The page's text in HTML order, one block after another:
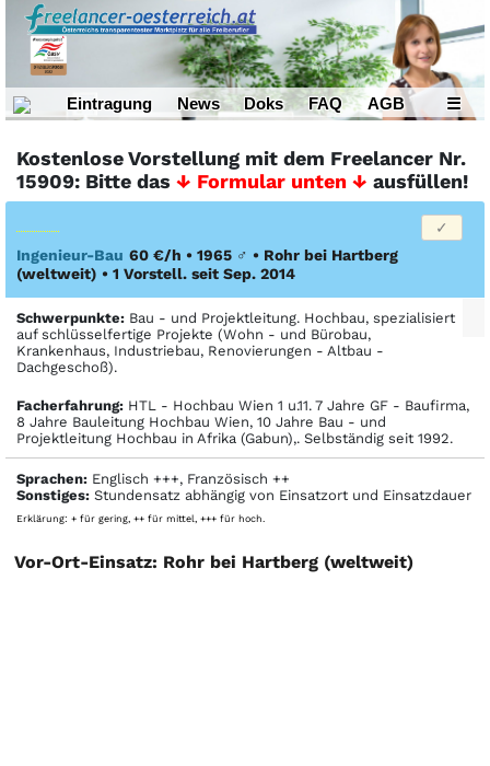
Eintragung News Doks FAQ AGB ☰
Kostenlose Vorstellung mit dem Freelancer Nr.
15909: Bitte das ↓ Formular unten ↓ ausfüllen!
Ingenieur-Bau 60 €/h • 1965 ♂ • Rohr bei Hartberg
(weltweit) • 1 Vorstell. seit Sep. 2014
Schwerpunkte: Bau - und Projektleitung. Hochbau, spezialisiert
auf schlüsselfertige Projekte (Wohn - und Bürobau,
Krankenhaus, Industriebau, Renovierungen - Altbau -
Dachgeschoß).
Facher­fahrung: HTL - Hochbau Wien 1 u.11. 7 Jahre GF - Baufirma,
8 Jahre Bauleitung Hochbau Wien, 10 Jahre Bau - und
Projektleitung Hochbau in Afrika (Gabun),. Selbständig seit 1992.
Sprachen: Englisch +++, Französisch ++
Sonstiges: Stundensatz abhängig von Einsatzort und Einsatzdauer
Erklärung: + für gering, ++ für mittel, +++ für hoch.
Vor-Ort-Einsatz: Rohr bei Hartberg (weltweit)